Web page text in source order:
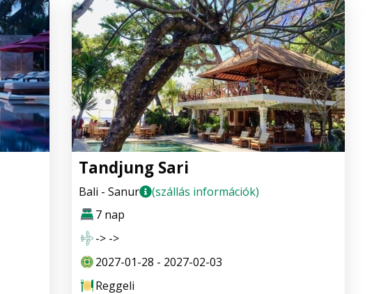
Tandjung Sari
Bali - Sanur
(szállás információk)
7 nap
-> ->
2027-01-28 - 2027-02-03
Reggeli